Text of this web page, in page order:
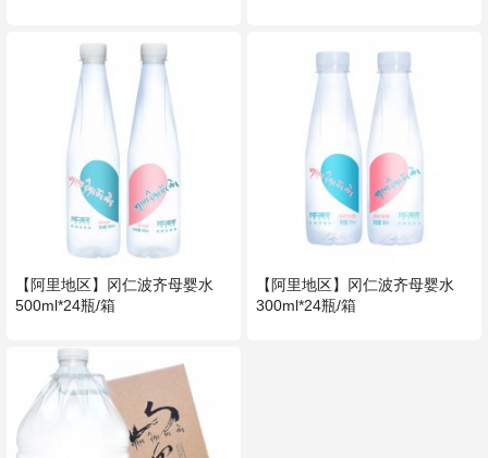
【阿里地区】冈仁波齐母婴水
500ml*24瓶/箱
【阿里地区】冈仁波齐母婴水
300ml*24瓶/箱